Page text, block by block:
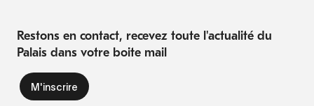
Restons en contact, recevez toute l'actualité du
Palais dans votre boite mail